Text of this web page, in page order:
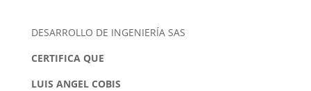
DESARROLLO DE INGENIERÍA SAS
CERTIFICA QUE
LUIS ANGEL COBIS